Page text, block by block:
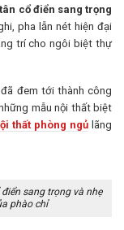
cổ điển sang trọng
pha lẫn nét hiện đại
trí cho ngôi biệt thự
đem tới thành công
mẫu nội thất biệt
thất phòng ngủ lãng
sang trọng và nhẹ
phào chỉ